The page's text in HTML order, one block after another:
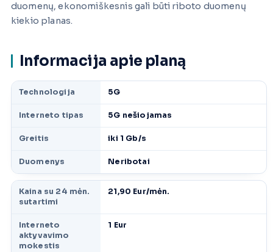
duomenų, ekonomiškesnis gali būti riboto duomenų
kiekio planas.
Informacija apie planą
Technologija 5G
Interneto tipas 5G nešiojamas
Greitis iki 1 Gb/s
Duomenys Neribotai
Kaina su 24 mėn.
sutartimi
21,90 Eur/mėn.
Interneto
aktyvavimo
mokestis
1 Eur